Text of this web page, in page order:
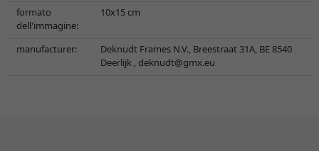
formato
dell'immagine:
10x15 cm
manufacturer:
Deknudt Frames N.V., Breestraat 31A, BE 8540
Deerlijk , deknudt@gmx.eu